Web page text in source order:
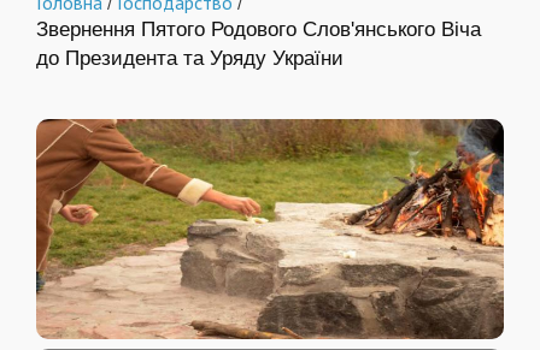
Звернення Пятого Родового Слов'янського Віча
до Президента та Уряду України